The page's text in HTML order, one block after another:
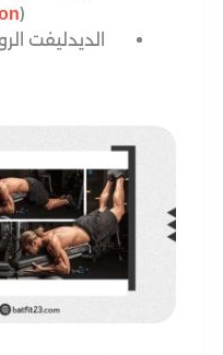
(
الديدليفت